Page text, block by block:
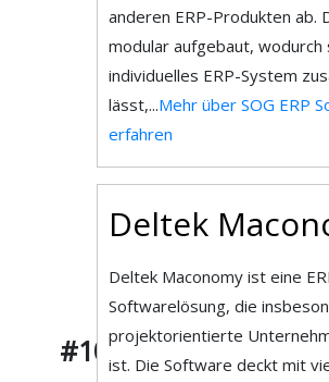
anderen ERP-Produkten ab.
modular aufgebaut, wodurch
individuelles ERP-System
lässt,...Mehr über SOG ERP
erfahren
#10
Deltek
Deltek Maconomy ist eine
Softwarelösung, die
projektorientierte
ist. Die Software deckt mit